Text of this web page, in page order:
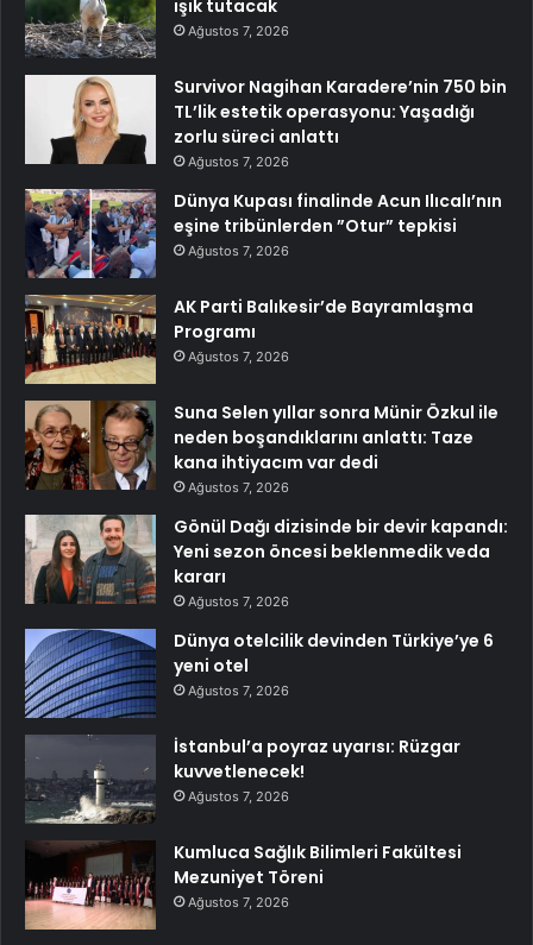
ışık tutacak
Ağustos 7, 2026
Survivor Nagihan Karadere’nin 750 bin
TL’lik estetik operasyonu: Yaşadığı
zorlu süreci anlattı
Ağustos 7, 2026
Dünya Kupası finalinde Acun Ilıcalı’nın
eşine tribünlerden ”Otur” tepkisi
Ağustos 7, 2026
AK Parti Balıkesir’de Bayramlaşma
Programı
Ağustos 7, 2026
Suna Selen yıllar sonra Münir Özkul ile
neden boşandıklarını anlattı: Taze
kana ihtiyacım var dedi
Ağustos 7, 2026
Gönül Dağı dizisinde bir devir kapandı:
Yeni sezon öncesi beklenmedik veda
kararı
Ağustos 7, 2026
Dünya otelcilik devinden Türkiye’ye 6
yeni otel
Ağustos 7, 2026
İstanbul’a poyraz uyarısı: Rüzgar
kuvvetlenecek!
Ağustos 7, 2026
Kumluca Sağlık Bilimleri Fakültesi
Mezuniyet Töreni
Ağustos 7, 2026